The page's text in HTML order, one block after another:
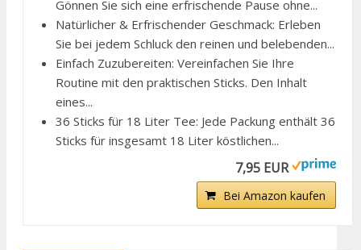
Gönnen Sie sich eine erfrischende Pause ohne...
Natürlicher & Erfrischender Geschmack: Erleben
Sie bei jedem Schluck den reinen und belebenden...
Einfach Zuzubereiten: Vereinfachen Sie Ihre
Routine mit den praktischen Sticks. Den Inhalt
eines...
36 Sticks für 18 Liter Tee: Jede Packung enthält 36
Sticks für insgesamt 18 Liter köstlichen...
7,95 EUR
Bei Amazon kaufen